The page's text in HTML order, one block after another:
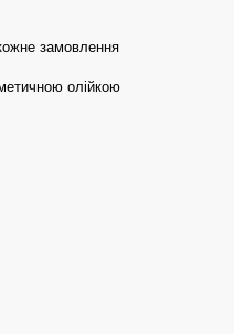
замовлення
олійкою